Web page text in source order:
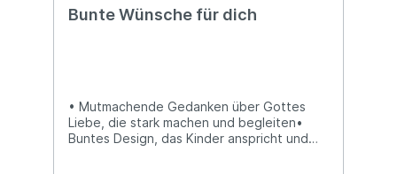
Bunte Wünsche für dich
• Mutmachende Gedanken über Gottes
Liebe, die stark machen und begleiten•
Buntes Design, das Kinder anspricht und